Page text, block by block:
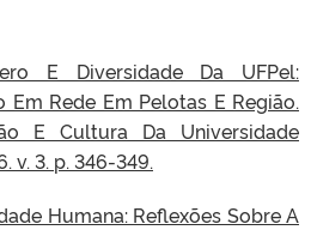
E Diversidade Da UFPel:
Rede Em Pelotas E Região.
E Cultura Da Universidade
v. 3. p. 346-349.
Humana: Reflexões Sobre A